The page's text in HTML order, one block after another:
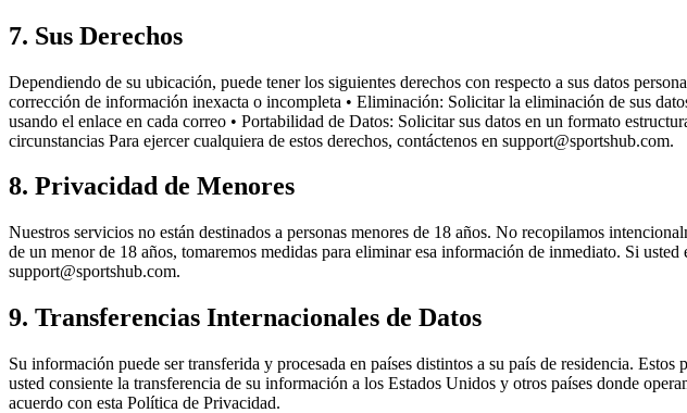
7. Sus Derechos
Dependiendo de su ubicación, puede tener los siguientes derechos con respecto a sus datos
corrección de información inexacta o incompleta • Eliminación: Solicitar la eliminación de sus
usando el enlace en cada correo • Portabilidad de Datos: Solicitar sus datos en un formato
circunstancias Para ejercer cualquiera de estos derechos, contáctenos en support@sportshub.com.
8. Privacidad de Menores
Nuestros servicios no están destinados a personas menores de 18 años. No recopilamos
de un menor de 18 años, tomaremos medidas para eliminar esa información de inmediato. Si
support@sportshub.com.
9. Transferencias Internacionales de Datos
Su información puede ser transferida y procesada en países distintos a su país de residencia.
usted consiente la transferencia de su información a los Estados Unidos y otros países donde
acuerdo con esta Política de Privacidad.